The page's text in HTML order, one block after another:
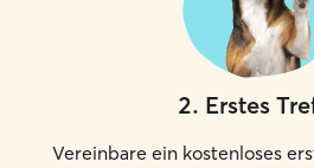
2. Erstes
Vereinbare ein kostenloses